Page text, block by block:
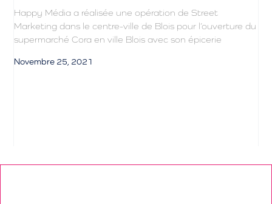
Happy Média a réalisée une opération de Street
Marketing dans le centre-ville de Blois pour l’ouverture du
supermarché Cora en ville Blois avec son épicerie
Novembre 25, 2021